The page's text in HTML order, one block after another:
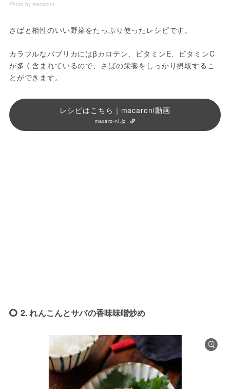
Photo by macaroni
さばと相性のいい野菜をたっぷり使ったレシピです。
カラフルなパプリカにはβカロテン、ビタミンE、ビタミンC
が多く含まれているので、さばの栄養をしっかり摂取するこ
とができます。
レシピはこちら｜macaroni動画
macaro-ni.jp
2. れんこんとサバの香味味噌炒め